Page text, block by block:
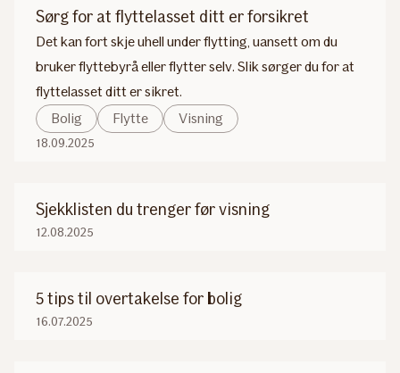
Sørg for at flyttelasset ditt er forsikret
Det kan fort skje uhell under flytting, uansett om du
bruker flyttebyrå eller flytter selv. Slik sørger du for at
flyttelasset ditt er sikret.
Bolig
Flytte Visning
18.09.2025
Sjekklisten du trenger før visning
12.08.2025
5 tips til overtakelse for bolig
16.07.2025